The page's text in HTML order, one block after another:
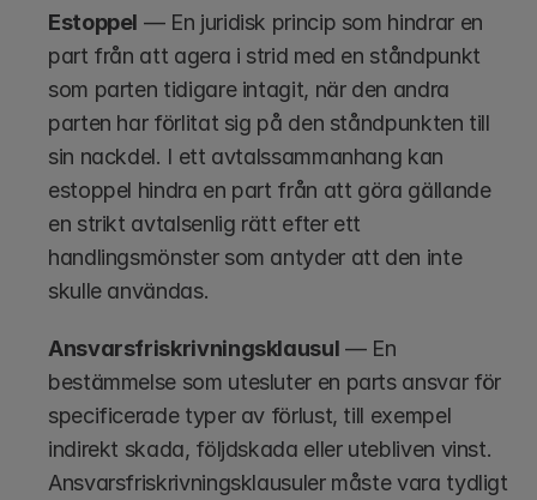
Estoppel — En juridisk princip som hindrar en
part från att agera i strid med en ståndpunkt
som parten tidigare intagit, när den andra
parten har förlitat sig på den ståndpunkten till
sin nackdel. I ett avtalssammanhang kan
estoppel hindra en part från att göra gällande
en strikt avtalsenlig rätt efter ett
handlingsmönster som antyder att den inte
skulle användas.
Ansvarsfriskrivningsklausul — En
bestämmelse som utesluter en parts ansvar för
specificerade typer av förlust, till exempel
indirekt skada, följdskada eller utebliven vinst.
Ansvarsfriskrivningsklausuler måste vara tydligt